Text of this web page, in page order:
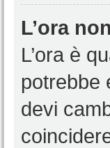
L’ora
L’ora è
potrebbe
devi